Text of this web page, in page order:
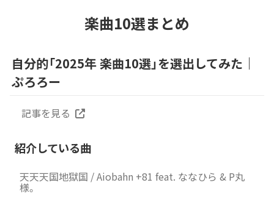
楽曲10選まとめ
自分的「2025年 楽曲10選」を選出してみた｜
ぷろろー
記事を見る
紹介している曲
天天天国地獄国 / Aiobahn +81 feat. ななひら & P丸
様。